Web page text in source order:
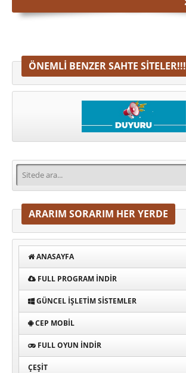
ÖNEMLI BENZER SAHTE SITELER!!!
ARARIM SORARIM HER YERDE
ANASAYFA
FULL PROGRAM INDIR
GÜNCEL İŞLETIM SISTEMLER
CEP MOBIL
FULL OYUN İNDIR
ÇEŞIT